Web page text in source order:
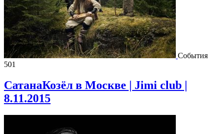
События
501
СатанаКозёл в Москве | Jimi club |
8.11.2015